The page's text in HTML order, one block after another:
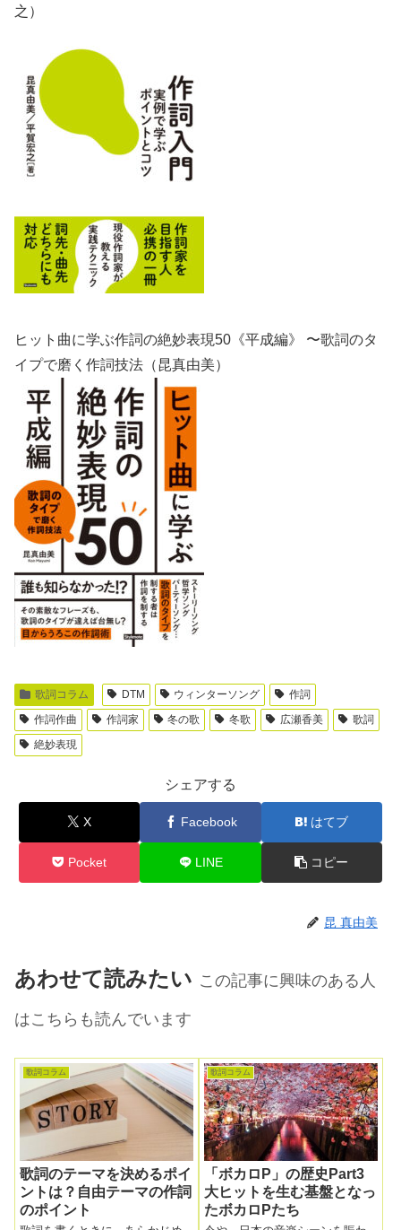
之）
ヒット曲に学ぶ作詞の絶妙表現50《平成編》 〜歌詞のタ
イプで磨く作詞技法（昆真由美）
歌詞コラム DTM ウィンターソング
作詞
作詞作曲
作詞家 冬の歌 冬歌 広瀬香美
歌詞
絶妙表現
シェアする
X Facebook はてブ
Pocket LINE コピー
昆 真由美
あわせて読みたい この記事に興味のある人
はこちらも読んでいます
歌詞コラム
歌詞のテーマを決めるポイ
ントは？自由テーマの作詞
のポイント
歌詞コラム
「ボカロP」の歴史Part3
大ヒットを生む基盤となっ
たボカロPたち